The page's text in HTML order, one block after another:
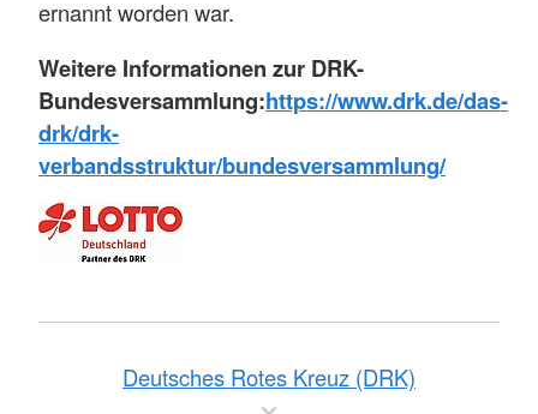
ernannt worden war.
Weitere Informationen zur DRK-
Bundesversammlung:https://www.drk.de/das-
drk/drk-
verbandsstruktur/bundesversammlung/
Deutsches Rotes Kreuz (DRK)